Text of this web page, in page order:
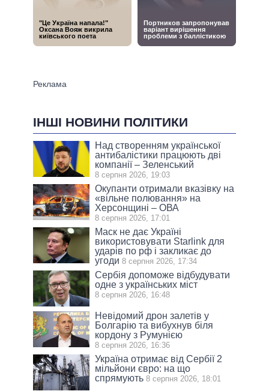
ІНШІ НОВИНИ ПОЛІТИКИ
Над створенням української
антибалістики працюють дві
компанії – Зеленський
8 серпня 2026, 19:03
Окупанти отримали вказівку на
«вільне полювання» на
Херсонщині – ОВА
8 серпня 2026, 17:01
Маск не дає Україні
використовувати Starlink для
ударів по рф і закликає до
угоди 8 серпня 2026, 17:34
Сербія допоможе відбудувати
одне з українських міст
8 серпня 2026, 16:48
Невідомий дрон залетів у
Болгарію та вибухнув біля
кордону з Румунією
8 серпня 2026, 16:36
Україна отримає від Сербії 2
мільйони євро: на що
спрямують 8 серпня 2026, 18:01